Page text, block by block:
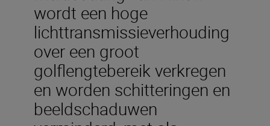
wordt een hoge
lichttransmissieverhouding
over een groot
golflengtebereik verkregen
en worden schitteringen en
beeldschaduwen